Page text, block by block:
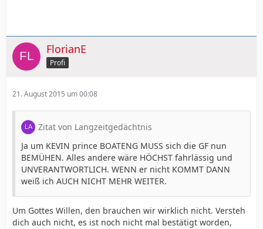
FlorianE
Profi
21. August 2015 um 00:08
Zitat von Langzeitgedächtnis
Ja um KEVIN prince BOATENG MUSS sich die GF nun
BEMÜHEN. Alles andere wäre HÖCHST fahrlässig und
UNVERANTWORTLICH. WENN er nicht KOMMT DANN
weiß ich AUCH NICHT MEHR WEITER.
Um Gottes Willen, den brauchen wir wirklich nicht. Versteh
dich auch nicht, es ist noch nicht mal bestätigt worden,